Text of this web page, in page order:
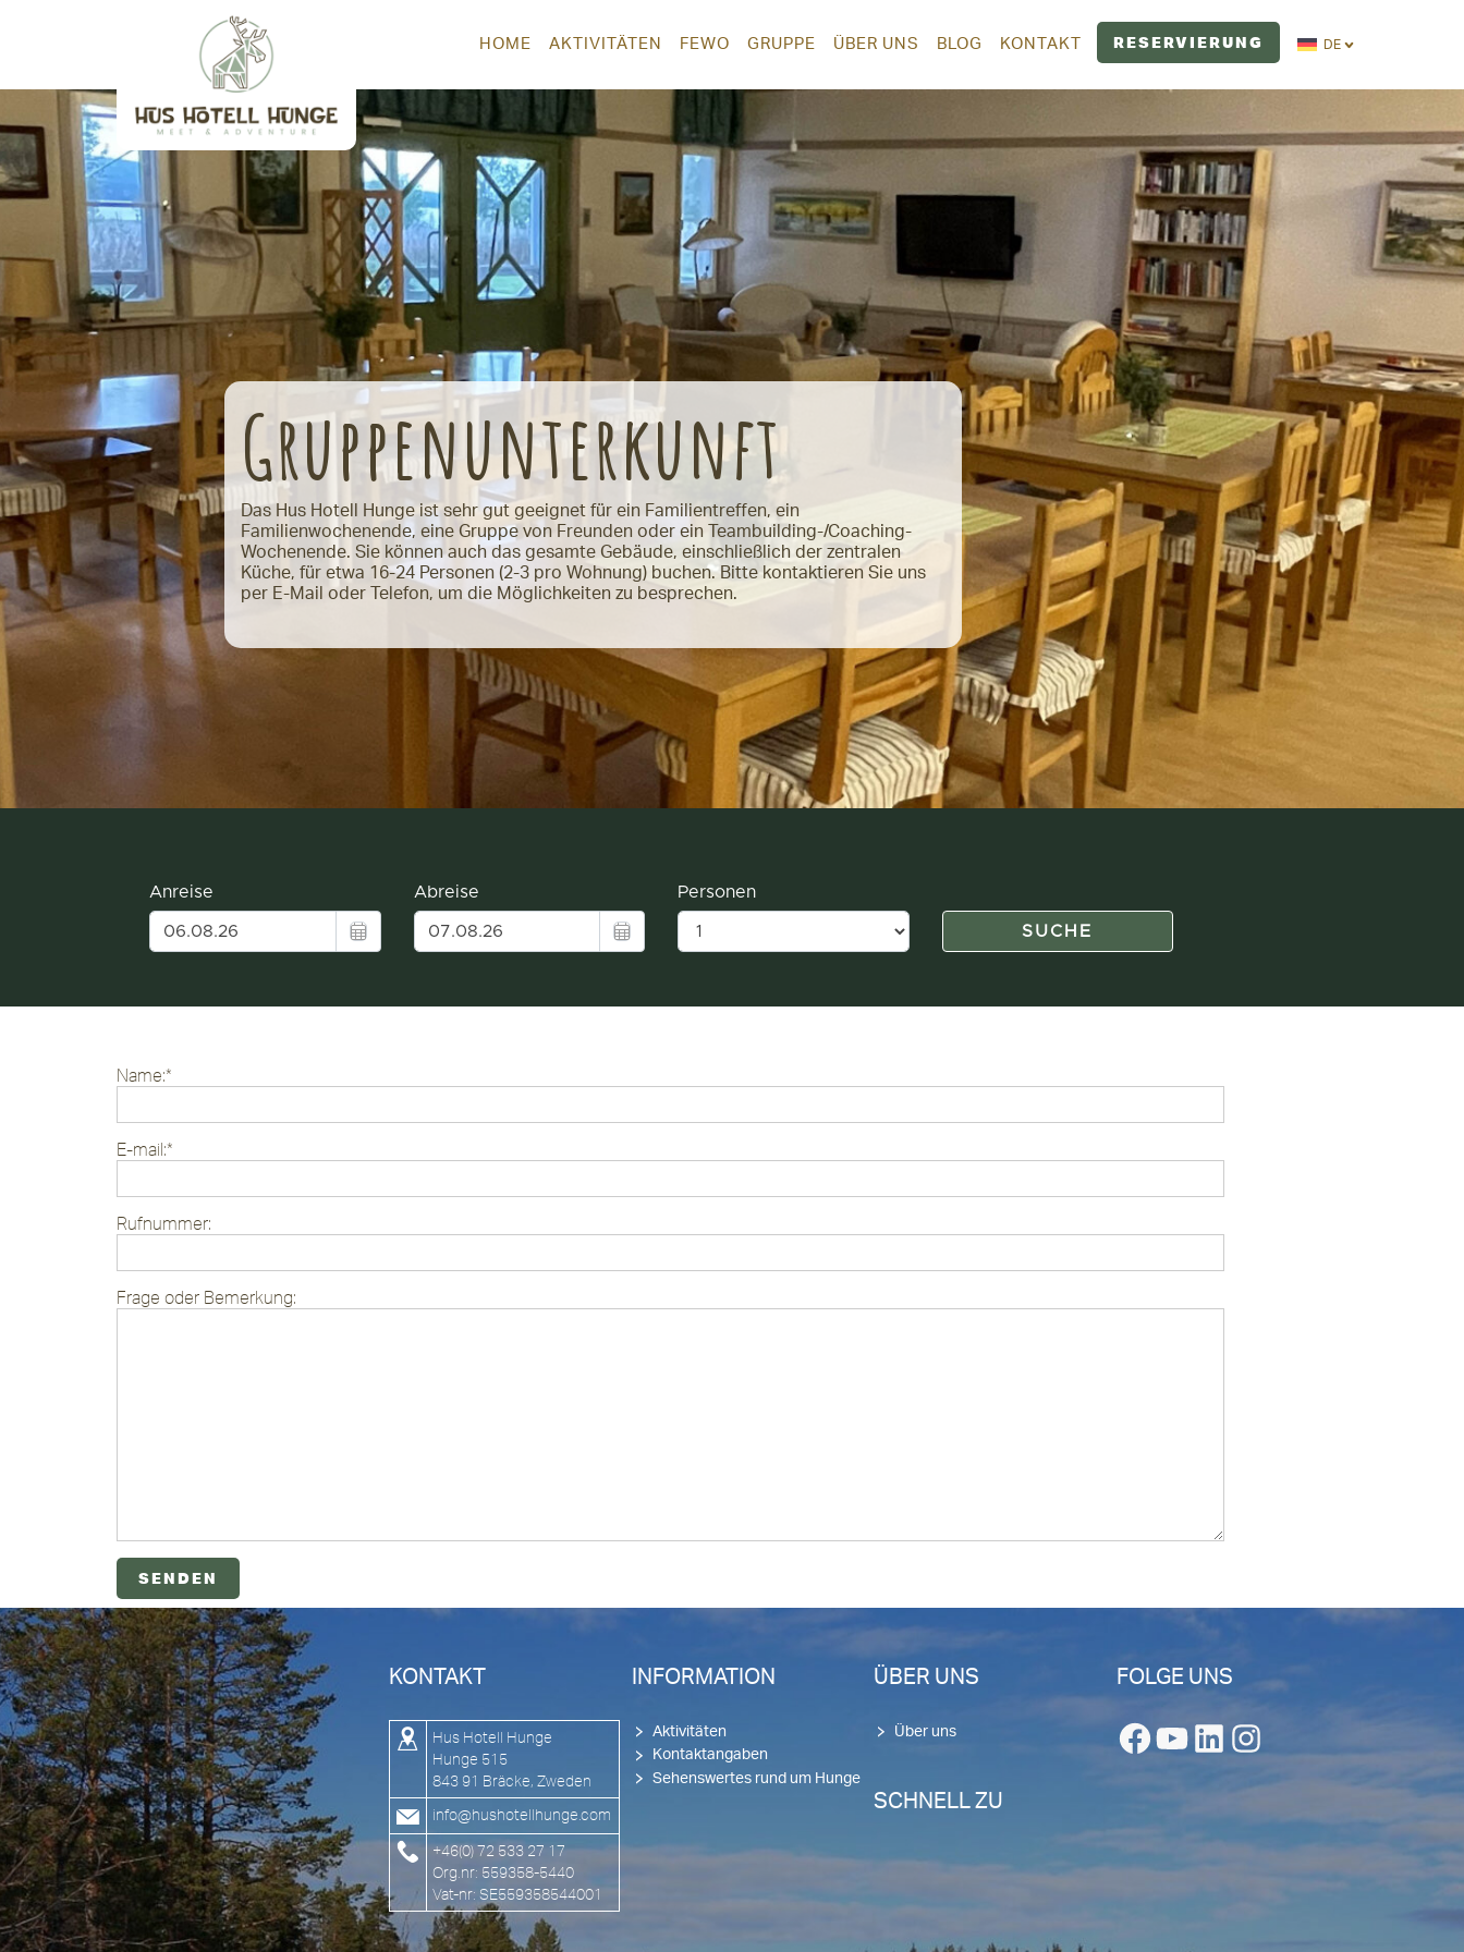
HOME AKTIVITÄTEN FEWO GRUPPE ÜBER UNS BLOG KONTAKT RESERVIERUNG DE
Gruppenunterkunft
Das Hus Hotell Hunge ist sehr gut geeignet für ein Familientreffen, ein
Familienwochenende, eine Gruppe von Freunden oder ein Teambuilding-/Coaching-
Wochenende. Sie können auch das gesamte Gebäude, einschließlich der zentralen
Küche, für etwa 16-24 Personen (2-3 pro Wohnung) buchen. Bitte kontaktieren Sie uns
per E-Mail oder Telefon, um die Möglichkeiten zu besprechen.
Name:*
E-mail:*
Rufnummer:
Frage oder Bemerkung:
KONTAKT
Hus Hotell Hunge
Hunge 515
843 91 Bräcke, Zweden
info@hushotellhunge.com
+46(0) 72 533 27 17
Org.nr: 559358-5440
Vat-nr: SE559358544001
INFORMATION
Aktivitäten
Kontaktangaben
Sehenswertes rund um Hunge
ÜBER UNS
Über uns
SCHNELL ZU
FOLGE UNS
Facebook
YouTube
LinkedIn
Instagram